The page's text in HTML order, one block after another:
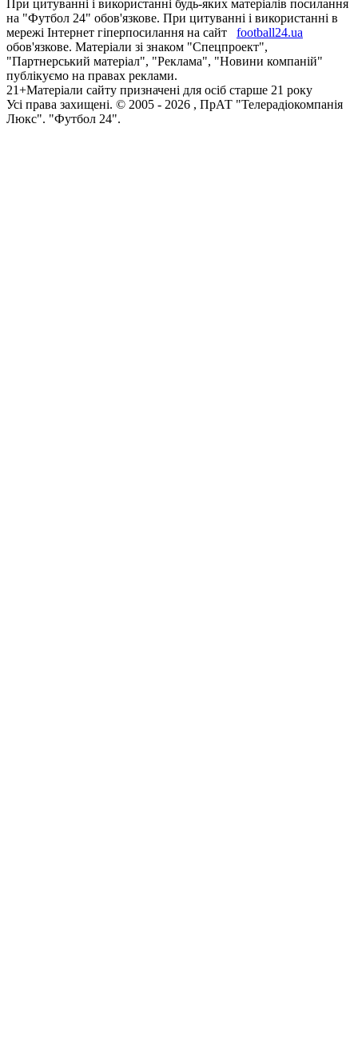
При цитуванні і використанні будь-яких матеріалів посилання
на "Футбол 24" обов'язкове. При цитуванні і використанні в
мережі Інтернет гіперпосилання на сайт
football24.ua
обов'язкове. Матеріали зі знаком "Спецпроект",
"Партнерський матеріал", "Реклама", "Новини компаній"
публікуємо на правах реклами.
21+Матеріали сайту призначені для осіб старше 21 року
Усi права захищенi. © 2005 - 2026 , ПрАТ "Телерадіокомпанія
Люкс". "Футбол 24".